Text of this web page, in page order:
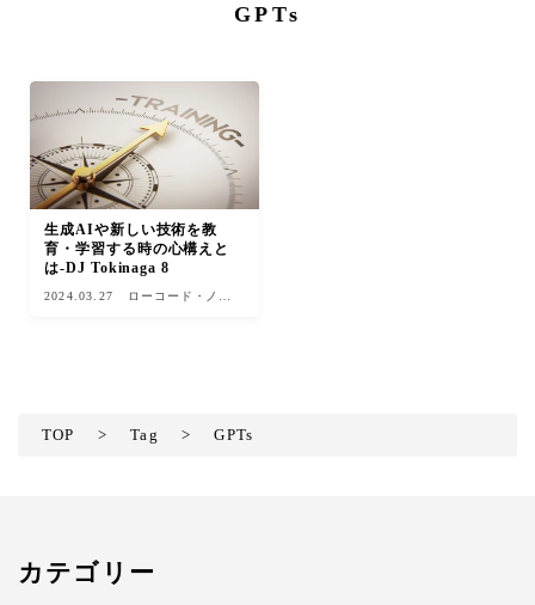
アジャイル
テクノロジー
BlueMeme
GPTs
生成AIや新しい技術を教
育・学習する時の心構えと
は-DJ Tokinaga 8
2024.03.27
ローコード・ノー
TOP > Tag > GPTs
カテゴリー